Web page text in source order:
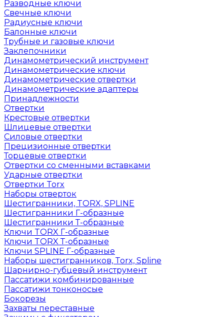
Разводные ключи
Свечные ключи
Радиусные ключи
Балонные ключи
Трубные и газовые ключи
Заклепочники
Динамометрический инструмент
Динамометрические ключи
Динамометрические отвертки
Динамометрические адаптеры
Принадлежности
Отвертки
Крестовые отвертки
Шлицевые отвертки
Силовые отвертки
Прецизионные отвертки
Торцевые отвертки
Отвертки со сменными вставками
Ударные отвертки
Отвертки Torx
Наборы отверток
Шестигранники, TORX, SPLINE
Шестигранники Г-образные
Шестигранники Т-образные
Ключи TORX Г-образные
Ключи TORX Т-образные
Ключи SPLINE Г-образные
Наборы шестигранников, Torx, Spline
Шарнирно-губцевый инструмент
Пассатижи комбинированные
Пассатижи тонконосые
Бокорезы
Захваты переставные